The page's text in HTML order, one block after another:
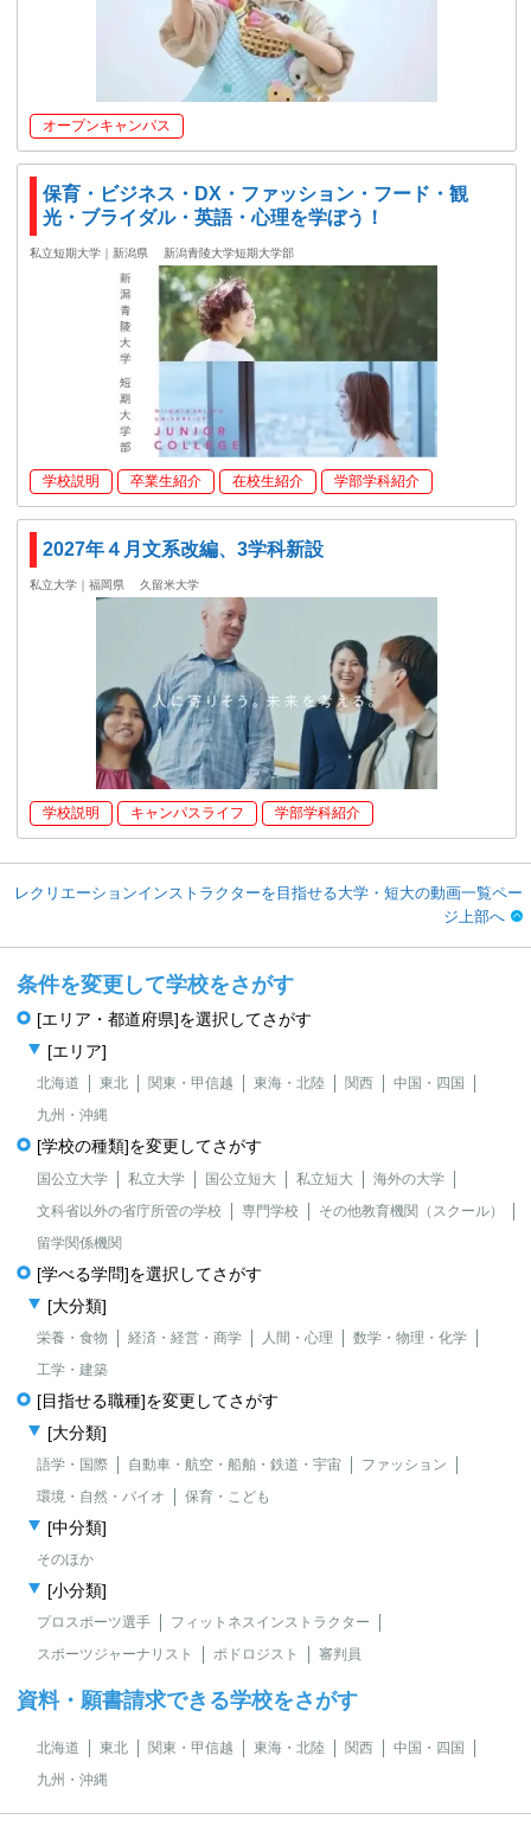
オープンキャンパス
保育・ビジネス・DX・ファッション・フード・観
光・ブライダル・英語・心理を学ぼう！
私立短期大学｜新潟県 新潟青陵大学短期大学部
学校説明 卒業生紹介 在校生紹介 学部学科紹介
2027年４月文系改編、3学科新設
私立大学｜福岡県 久留米大学
学校説明 キャンパスライフ 学部学科紹介
レクリエーションインストラクターを目指せる大学・短大の動画一覧ペー
ジ上部へ
条件を変更して学校をさがす
[エリア・都道府県]を選択してさがす
[エリア]
北海道 東北 関東・甲信越 東海・北陸 関西
中国・四国
九州・沖縄
[学校の種類]を変更してさがす
国公立大学 私立大学 国公立短大 私立短大
海外の大学
文科省以外の省庁所管の学校
専門学校
その他教育機関（スクール）
留学関係機関
[学べる学問]を選択してさがす
[大分類]
栄養・食物 経済・経営・商学 人間・心理
数学・物理・化学
工学・建築
[目指せる職種]を変更してさがす
[大分類]
語学・国際 自動車・航空・船舶・鉄道・宇宙
ファッション
環境・自然・バイオ
保育・こども
[中分類]
そのほか
[小分類]
プロスポーツ選手
フィットネスインストラクター
スポーツジャーナリスト
ポドロジスト 審判員
資料・願書請求できる学校をさがす
北海道 東北 関東・甲信越 東海・北陸 関西
中国・四国
九州・沖縄